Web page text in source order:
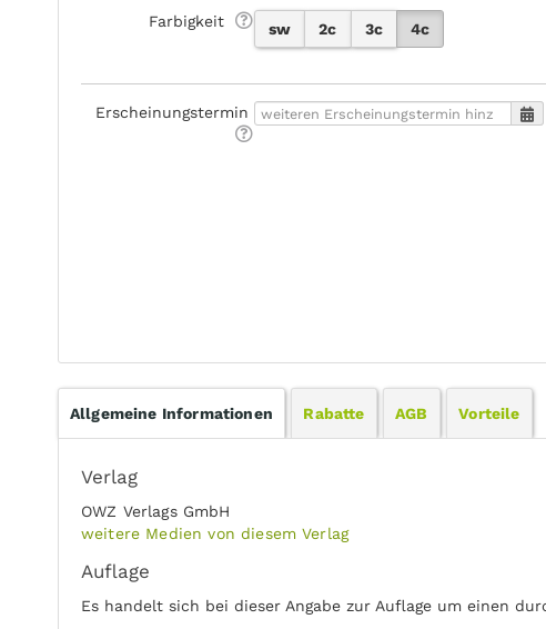
Farbigkeit sw 2c 3c 4c
Erscheinungstermin
Allgemeine Informationen Rabatte AGB Vorteile
Verlag
OWZ Verlags GmbH
weitere Medien von diesem Verlag
Auflage
Es handelt sich bei dieser Angabe zur Auflage um einen